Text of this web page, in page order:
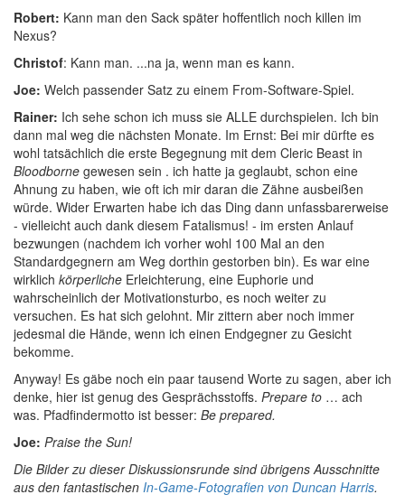
Robert: Kann man den Sack später hoffentlich noch killen im
Nexus?
Christof: Kann man. ...na ja, wenn man es kann.
Joe: Welch passender Satz zu einem From-Software-Spiel.
Rainer: Ich sehe schon ich muss sie ALLE durchspielen. Ich bin
dann mal weg die nächsten Monate. Im Ernst: Bei mir dürfte es
wohl tatsächlich die erste Begegnung mit dem Cleric Beast in
Bloodborne gewesen sein . ich hatte ja geglaubt, schon eine
Ahnung zu haben, wie oft ich mir daran die Zähne ausbeißen
würde. Wider Erwarten habe ich das Ding dann unfassbarerweise
- vielleicht auch dank diesem Fatalismus! - im ersten Anlauf
bezwungen (nachdem ich vorher wohl 100 Mal an den
Standardgegnern am Weg dorthin gestorben bin). Es war eine
wirklich körperliche Erleichterung, eine Euphorie und
wahrscheinlich der Motivationsturbo, es noch weiter zu
versuchen. Es hat sich gelohnt. Mir zittern aber noch immer
jedesmal die Hände, wenn ich einen Endgegner zu Gesicht
bekomme.
Anyway! Es gäbe noch ein paar tausend Worte zu sagen, aber ich
denke, hier ist genug des Gesprächsstoffs. Prepare to … ach
was. Pfadfindermotto ist besser: Be prepared.
Joe: Praise the Sun!
Die Bilder zu dieser Diskussionsrunde sind übrigens Ausschnitte
aus den fantastischen In-Game-Fotografien von Duncan Harris.